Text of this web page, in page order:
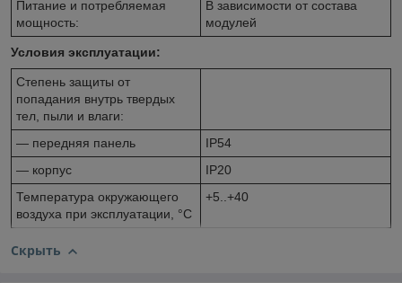
Питание и потребляемая
мощность:
В зависимости от состава
модулей
Условия эксплуатации:
Степень защиты от
попадания внутрь твердых
тел, пыли и влаги:
— передняя панель
IP54
— корпус
IP20
Температура окружающего
воздуха при эксплуатации, °С
+5..+40
Скрыть